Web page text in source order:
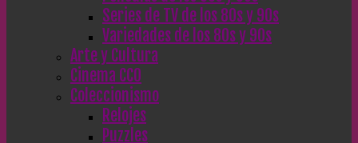
Series de TV de los 80s y 90s
Variedades de los 80s y 90s
Arte y Cultura
Cinema CC0
Coleccionismo
Relojes
Puzzles